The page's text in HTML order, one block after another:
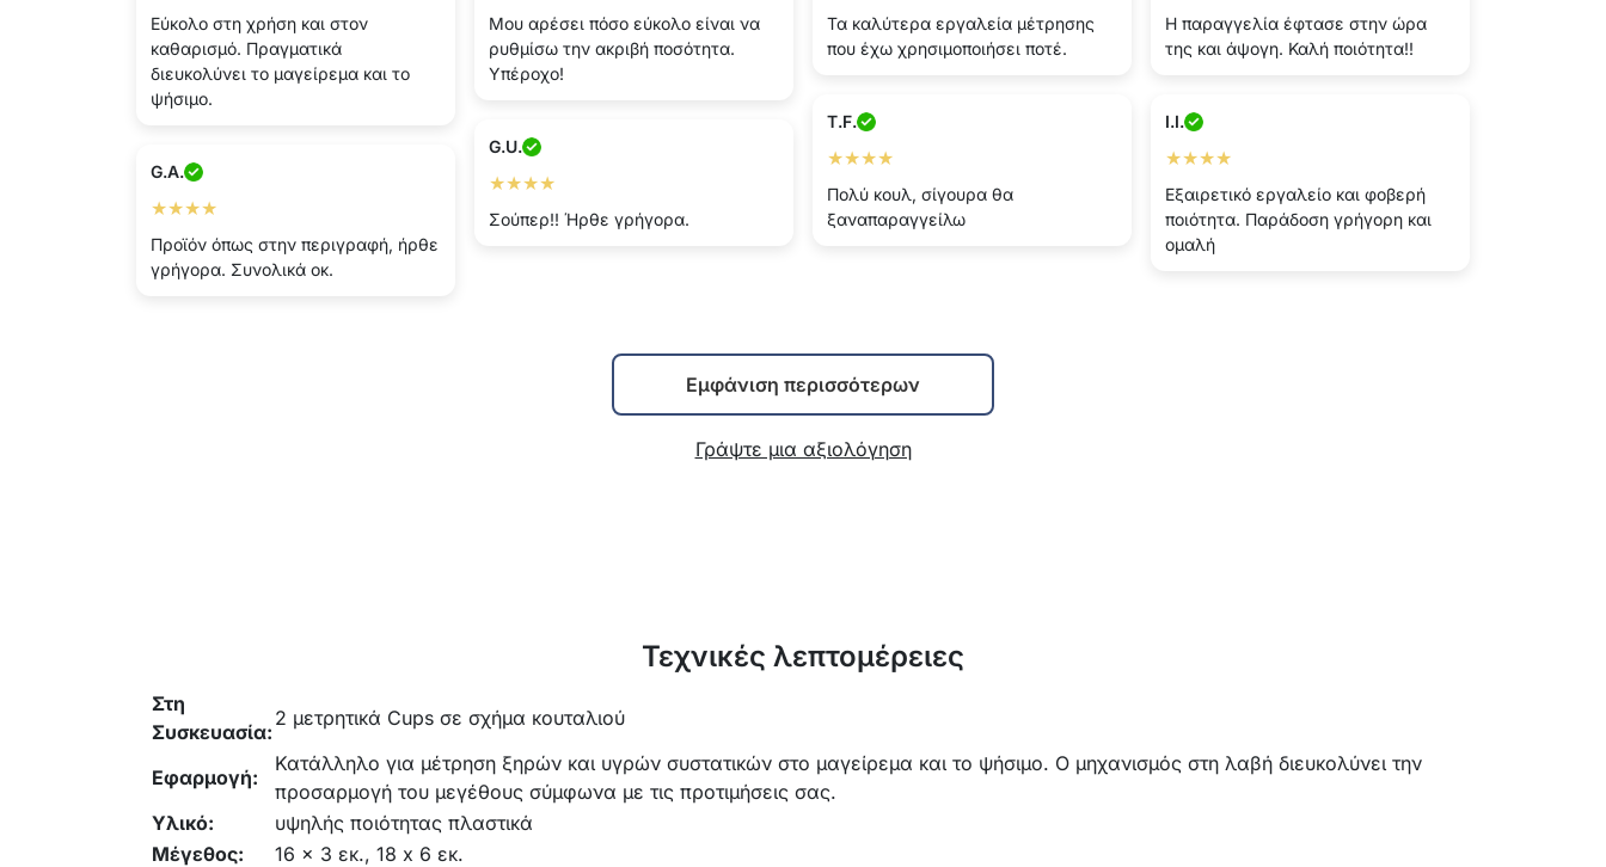
Εύκολο στη χρήση και στον
καθαρισμό. Πραγματικά
διευκολύνει το μαγείρεμα και το
ψήσιμο.
Μου αρέσει πόσο εύκολο είναι να
ρυθμίσω την ακριβή ποσότητα.
Υπέροχο!
Τα καλύτερα εργαλεία μέτρησης
που έχω χρησιμοποιήσει ποτέ.
Η παραγγελία έφτασε στην ώρα
της και άψογη. Καλή ποιότητα!!
T.F.
★★★★
Πολύ κουλ, σίγουρα θα
ξαναπαραγγείλω
I.I.
★★★★
Εξαιρετικό εργαλείο και φοβερή
ποιότητα. Παράδοση γρήγορη και
ομαλή
G.U.
★★★★
Σούπερ!! Ήρθε γρήγορα.
G.A.
★★★★
Προϊόν όπως στην περιγραφή, ήρθε
γρήγορα. Συνολικά οκ.
Εμφάνιση περισσότερων
Γράψτε μια αξιολόγηση
Τεχνικές λεπτομέρειες
Στη
Συσκευασία:
2 μετρητικά Cups σε σχήμα κουταλιού
Εφαρμογή:
Κατάλληλο για μέτρηση ξηρών και υγρών συστατικών στο μαγείρεμα και το ψήσιμο. Ο μηχανισμός στη λαβή διευκολύνει την
προσαρμογή του μεγέθους σύμφωνα με τις προτιμήσεις σας.
Υλικό:
υψηλής ποιότητας πλαστικά
Μέγεθος:
16 x 3 εκ., 18 x 6 εκ.